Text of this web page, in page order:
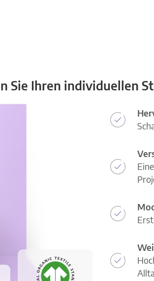
Sie Ihren individuellen